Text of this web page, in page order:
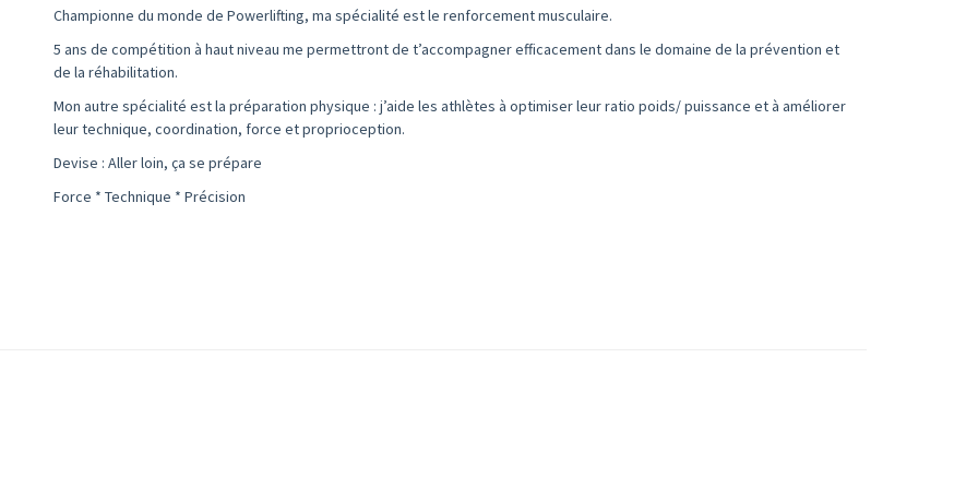
Championne du monde de Powerlifting, ma spécialité est le renforcement musculaire.
5 ans de compétition à haut niveau me permettront de t’accompagner efficacement dans le domaine de la prévention et
de la réhabilitation.
Mon autre spécialité est la préparation physique : j’aide les athlètes à optimiser leur ratio poids/ puissance et à améliorer
leur technique, coordination, force et proprioception.
Devise : Aller loin, ça se prépare
Force * Technique * Précision